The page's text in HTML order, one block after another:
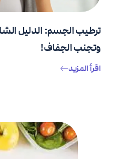
ترطيب الجسم: الدليل
وتجنب الجفاف!
اقرأ المزيد